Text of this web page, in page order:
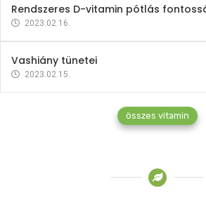
Rendszeres D-vitamin pótlás
2023.02.16.
Vashiány tünetei
2023.02.15.
összes vitamin